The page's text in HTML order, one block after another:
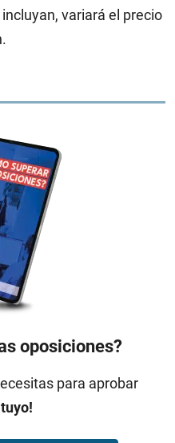
variará el precio
oposiciones?
para aprobar
tuyo!